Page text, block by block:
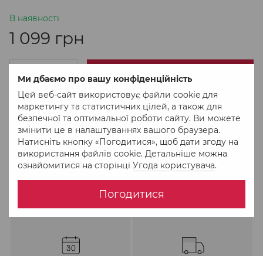
Ми дбаємо про вашу конфіденційність
Цей веб-сайт використовує файли cookie для
маркетингу та статистичних цілей, а також для
безпечної та оптимальної роботи сайту. Ви можете
змінити це в налаштуваннях вашого браузера.
Натисніть кнопку «Погодитися», щоб дати згоду на
використання файлів cookie. Детальніше можна
ознайомитися на сторінці Угода користувача.
Погодитися
В наявності
1 099 грн
В кошик
Придбати в 1 клік
До обраного Порівняти